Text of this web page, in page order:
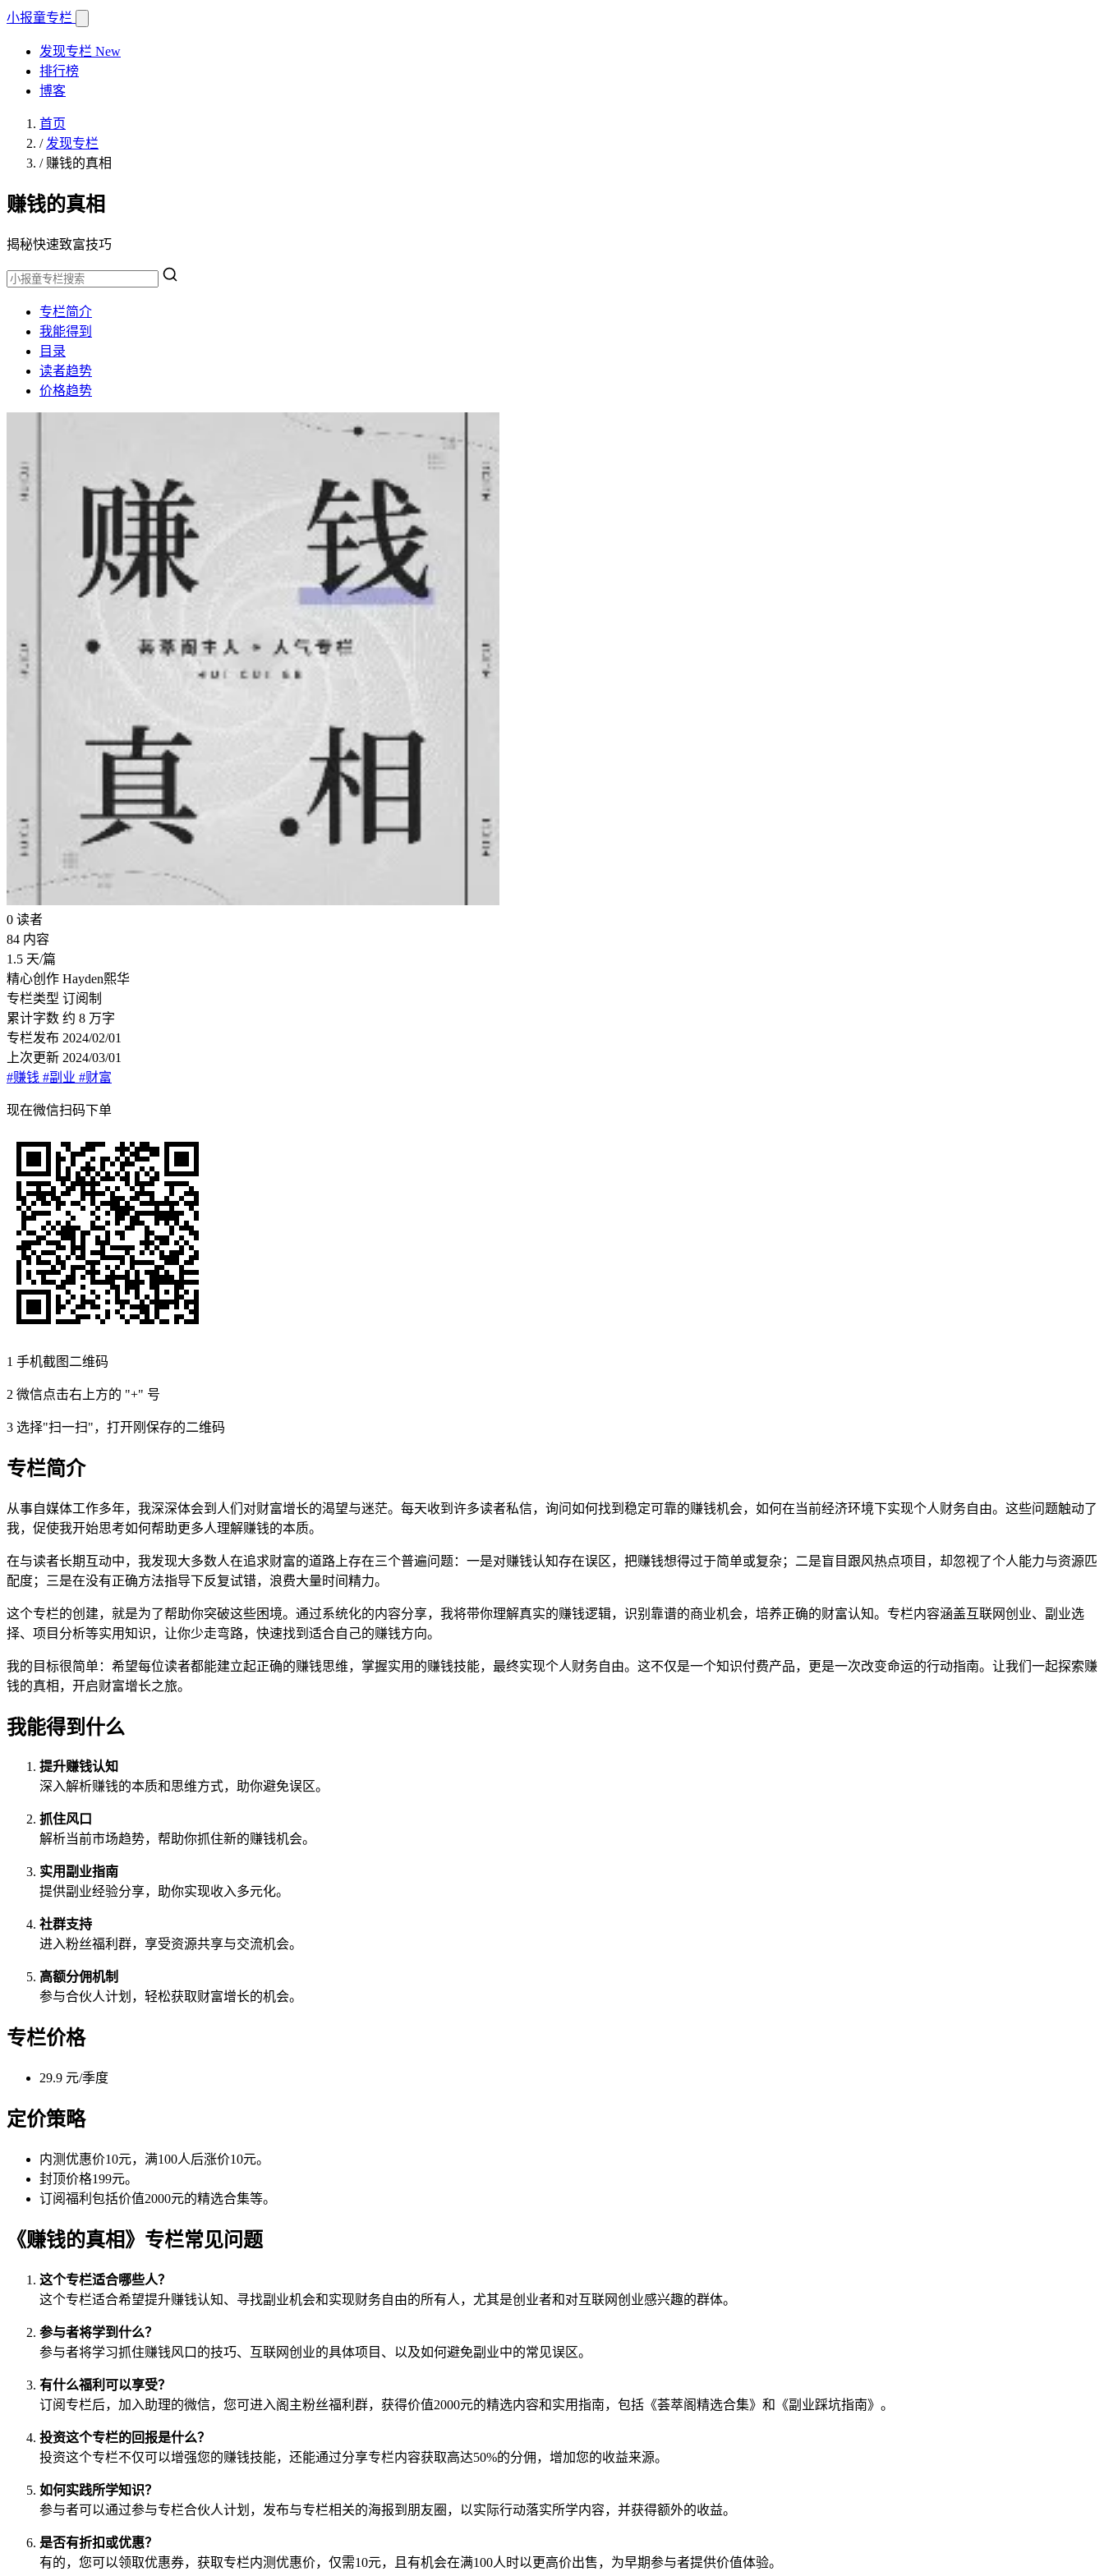
小报童专栏
发现专栏 New
排行榜
博客
首页
/ 发现专栏
/ 赚钱的真相
赚钱的真相
揭秘快速致富技巧
专栏简介
我能得到
目录
读者趋势
价格趋势
0 读者
84 内容
1.5 天/篇
精心创作 Hayden熙华
专栏类型 订阅制
累计字数 约 8 万字
专栏发布 2024/02/01
上次更新 2024/03/01
#赚钱 #副业 #财富
现在微信扫码下单
1 手机截图二维码
2 微信点击右上方的 "+" 号
3 选择"扫一扫"，打开刚保存的二维码
专栏简介
从事自媒体工作多年，我深深体会到人们对财富增长的渴望与迷茫。每天收到许多读者私信，询问如何找到稳定可靠的赚钱机会，如何在当前经济环境下实现个人财务自由。这些问题触动了
我，促使我开始思考如何帮助更多人理解赚钱的本质。
在与读者长期互动中，我发现大多数人在追求财富的道路上存在三个普遍问题：一是对赚钱认知存在误区，把赚钱想得过于简单或复杂；二是盲目跟风热点项目，却忽视了个人能力与资源匹
配度；三是在没有正确方法指导下反复试错，浪费大量时间精力。
这个专栏的创建，就是为了帮助你突破这些困境。通过系统化的内容分享，我将带你理解真实的赚钱逻辑，识别靠谱的商业机会，培养正确的财富认知。专栏内容涵盖互联网创业、副业选
择、项目分析等实用知识，让你少走弯路，快速找到适合自己的赚钱方向。
我的目标很简单：希望每位读者都能建立起正确的赚钱思维，掌握实用的赚钱技能，最终实现个人财务自由。这不仅是一个知识付费产品，更是一次改变命运的行动指南。让我们一起探索赚
钱的真相，开启财富增长之旅。
我能得到什么
提升赚钱认知
深入解析赚钱的本质和思维方式，助你避免误区。
抓住风口
解析当前市场趋势，帮助你抓住新的赚钱机会。
实用副业指南
提供副业经验分享，助你实现收入多元化。
社群支持
进入粉丝福利群，享受资源共享与交流机会。
高额分佣机制
参与合伙人计划，轻松获取财富增长的机会。
专栏价格
29.9 元/季度
定价策略
内测优惠价10元，满100人后涨价10元。
封顶价格199元。
订阅福利包括价值2000元的精选合集等。
《赚钱的真相》专栏常见问题
这个专栏适合哪些人？
这个专栏适合希望提升赚钱认知、寻找副业机会和实现财务自由的所有人，尤其是创业者和对互联网创业感兴趣的群体。
参与者将学到什么？
参与者将学习抓住赚钱风口的技巧、互联网创业的具体项目、以及如何避免副业中的常见误区。
有什么福利可以享受？
订阅专栏后，加入助理的微信，您可进入阁主粉丝福利群，获得价值2000元的精选内容和实用指南，包括《荟萃阁精选合集》和《副业踩坑指南》。
投资这个专栏的回报是什么？
投资这个专栏不仅可以增强您的赚钱技能，还能通过分享专栏内容获取高达50%的分佣，增加您的收益来源。
如何实践所学知识？
参与者可以通过参与专栏合伙人计划，发布与专栏相关的海报到朋友圈，以实际行动落实所学内容，并获得额外的收益。
是否有折扣或优惠？
有的，您可以领取优惠券，获取专栏内测优惠价，仅需10元，且有机会在满100人时以更高价出售，为早期参与者提供价值体验。